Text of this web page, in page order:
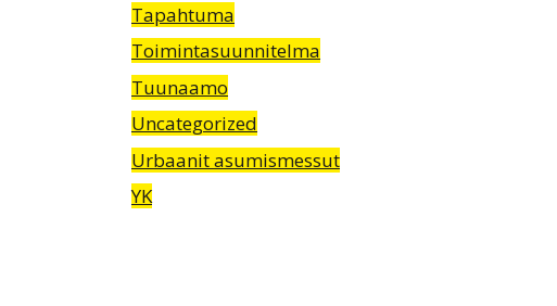
Tapahtuma
Toimintasuunnitelma
Tuunaamo
Uncategorized
Urbaanit asumismessut
YK